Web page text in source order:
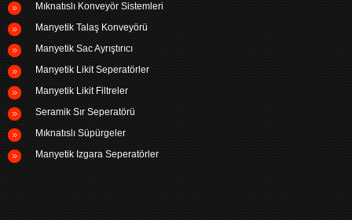
Mıknatıslı Konveyör Sistemleri
Manyetik Talaş Konveyörü
Manyetik Sac Ayrıştırıcı
Manyetik Likit Seperatörler
Manyetik Likit Filtreler
Seramik Sır Seperatörü
Mıknatıslı Süpürgeler
Manyetik Izgara Seperatörler